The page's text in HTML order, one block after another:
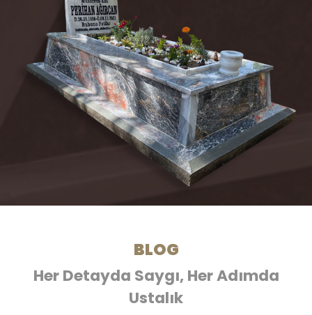
BLOG
Her Detayda Saygı, Her Adımda
Ustalık